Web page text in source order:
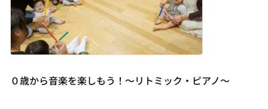
０歳から音楽を楽しもう！〜リトミック・ピアノ〜